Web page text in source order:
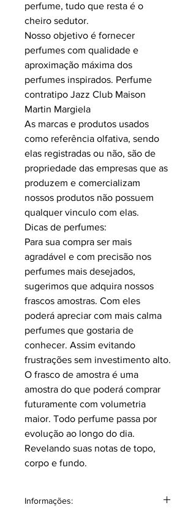
perfume, tudo que resta é o
cheiro sedutor.
Nosso objetivo é fornecer
perfumes com qualidade e
aproximação máxima dos
perfumes inspirados. Perfume
contratipo Jazz Club Maison
Martin Margiela
As marcas e produtos usados
como referência olfativa, sendo
elas registradas ou não, são de
propriedade das empresas que as
produzem e comercializam
nossos produtos não possuem
qualquer vinculo com elas.
Dicas de perfumes:
Para sua compra ser mais
agradável e com precisão nos
perfumes mais desejados,
sugerimos que adquira nossos
frascos amostras. Com eles
poderá apreciar com mais calma
perfumes que gostaria de
conhecer. Assim evitando
frustrações sem investimento alto.
O frasco de amostra é uma
amostra do que poderá comprar
futuramente com volumetria
maior. Todo perfume passa por
evolução ao longo do dia.
Revelando suas notas de topo,
corpo e fundo.
Informações: